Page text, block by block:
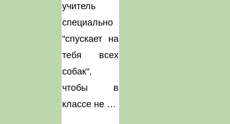
учитель
специально
"спускает на
тебя всех
собак",
чтобы в
классе не …